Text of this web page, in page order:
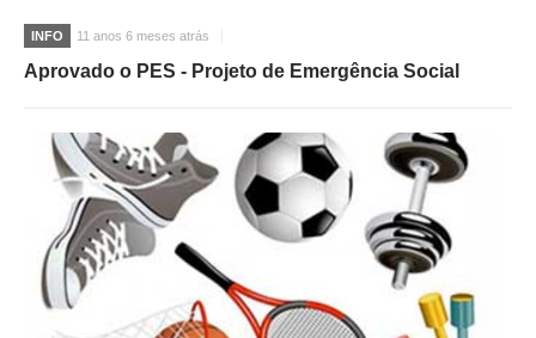
INFO 11 anos 6 meses atrás
Aprovado o PES - Projeto de Emergência Social